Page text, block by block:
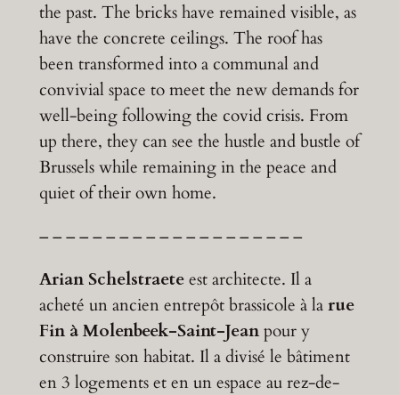
the past. The bricks have remained visible, as
have the concrete ceilings. The roof has
been transformed into a communal and
convivial space to meet the new demands for
well-being following the covid crisis. From
up there, they can see the hustle and bustle of
Brussels while remaining in the peace and
quiet of their own home.
– – – – – – – – – – – – – – – – – – – –
Arian Schelstraeteest architecte. Il a
acheté un ancien entrepôt brassicole à larue
Fin à Molenbeek-Saint-Jeanpour y
construire son habitat. Il a divisé le bâtiment
en 3 logements et en un espace au rez-de-